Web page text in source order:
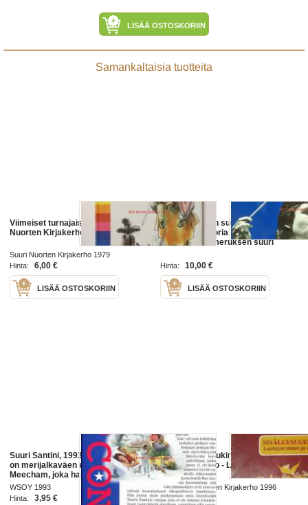
LISÄÄ OSTOSKORIIN
Samankaltaisia tuotteita
Viimeiset turnajaiset. Suuri
Nuorten Kirjakerho
Suuri Nuorten Kirjakerho 1979
Hinta:
6,00 €
LISÄÄ OSTOSKORIIN
Gummeruksen suuri
maailmanhistoria : 1900-luku :
Nimeke:Gummeruksen suuri
ihmiskunnan kronikka. 1974-1986 /
[päätoimittaja Jorma O.
Hinta: 10,00 €
LISÄÄ OSTOSKORIIN
Suuri Santini, 1993. Suuri Santini
on merijalkaväen eversti Bull
Meecham, joka hallitsee
perhettään kuin koulutettua
sotilasyksikköä.
WSOY 1993
Hinta:
3,95 €
Suuri toivelaulukirja 1-13
sisällysluettelo - Laulujen nimet ja
alkusanat
Suuri Suomalainen Kirjakerho 1996
Hinta:
7,00 €